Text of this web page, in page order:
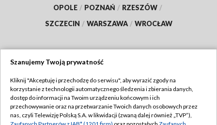
OPOLE / POZNAŃ / RZESZÓW /
SZCZECIN / WARSZAWA / WROCŁAW
TVP
Abonament TVP
Emisja w TVP
Regulamin TVP
Szanujemy Twoją prywatność
Kliknij "Akceptuję i przechodzę do serwisu", aby wyrazić zgody na
korzystanie z technologii automatycznego śledzenia i zbierania danych,
dostęp do informacji na Twoim urządzeniu końcowym i ich
przechowywanie oraz na przetwarzanie Twoich danych osobowych przez
nas, czyli Telewizję Polską S.A. w likwidacji (zwaną dalej również „TVP”),